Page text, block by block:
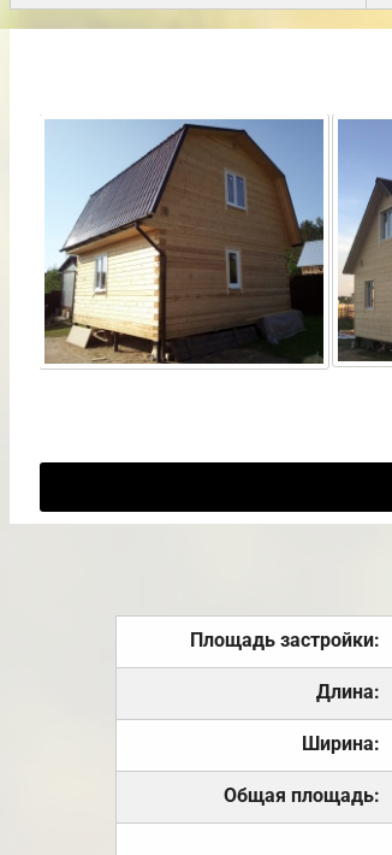
Площадь застройки:
Длина:
Ширина:
Общая площадь: